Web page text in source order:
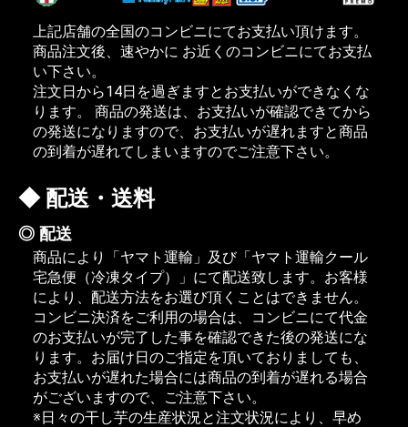
上記店舗の全国のコンビニにてお支払い頂けます。
商品注文後、 速やかに お近くのコンビニにてお支払
い下さい。
注文日から14日を過ぎますとお支払いができなくな
ります。 商品の発送は、お支払いが確認できてから
の発送になりますので、お支払いが遅れますと商品
の到着が遅れてしまいますのでご注意下さい。
配送・送料
配送
商品により「ヤマト運輸」及び「ヤマト運輸クール
宅急便（冷凍タイプ）」にて配送致します。お客様
により、配送方法をお選び頂くことはできません。
コンビニ決済をご利用の場合は、コンビニにて代金
のお支払いが完了した事を確認できた後の発送にな
ります。お届け日のご指定を頂いておりましても、
お支払いが遅れた場合には商品の到着が遅れる場合
がございますので、ご注意下さい。
※日々の干し芋の生産状況と注文状況により、早め